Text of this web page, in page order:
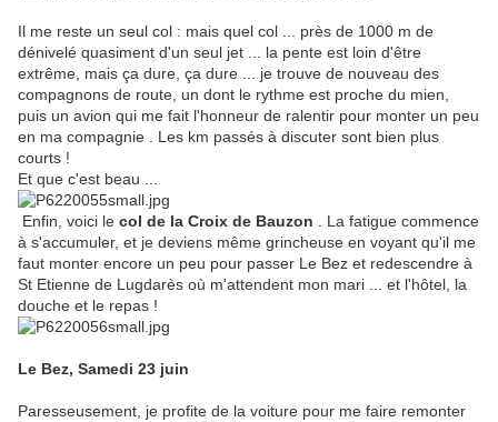
Il me reste un seul col : mais quel col ... près de 1000 m de
dénivelé quasiment d'un seul jet ... la pente est loin d'être
extrême, mais ça dure, ça dure ... je trouve de nouveau des
compagnons de route, un dont le rythme est proche du mien,
puis un avion qui me fait l'honneur de ralentir pour monter un peu
en ma compagnie . Les km passés à discuter sont bien plus
courts !
Et que c'est beau ...
Enfin, voici le col de la Croix de Bauzon . La fatigue commence
à s'accumuler, et je deviens même grincheuse en voyant qu'il me
faut monter encore un peu pour passer Le Bez et redescendre à
St Etienne de Lugdarès où m'attendent mon mari ... et l'hôtel, la
douche et le repas !
Le Bez, Samedi 23 juin
Paresseusement, je profite de la voiture pour me faire remonter